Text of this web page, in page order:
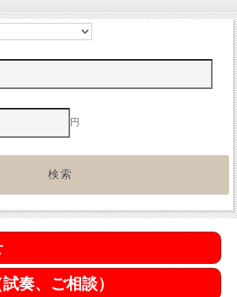
円
奏、ご相談）